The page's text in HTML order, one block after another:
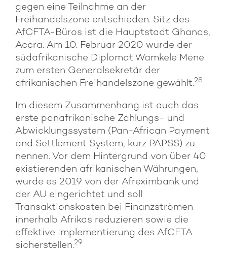
gegen eine Teilnahme an der
Freihandelszone entschieden. Sitz des
AfCFTA-Büros ist die Hauptstadt Ghanas,
Accra. Am 10. Februar 2020 wurde der
südafrikanische Diplomat Wamkele Mene
zum ersten Generalsekretär der
afrikanischen Freihandelszone gewählt.28
Im diesem Zusammenhang ist auch das
erste panafrikanische Zahlungs- und
Abwicklungssystem (Pan-African Payment
and Settlement System, kurz PAPSS) zu
nennen. Vor dem Hintergrund von über 40
existierenden afrikanischen Währungen,
wurde es 2019 von der Afreximbank und
der AU eingerichtet und soll
Transaktionskosten bei Finanzströmen
innerhalb Afrikas reduzieren sowie die
effektive Implementierung des AfCFTA
sicherstellen.29